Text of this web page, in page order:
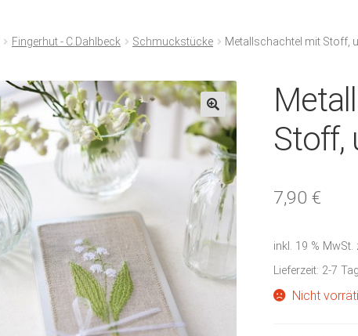
Fingerhut - C.Dahlbeck Schmuckstücke Metallschachtel mit Stoff,
🔍
Stoff,
7,90 €
inkl. 19 % MwSt.
Lieferzeit: 2-7
Nicht